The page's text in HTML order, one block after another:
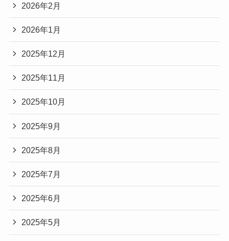
2026年2月
2026年1月
2025年12月
2025年11月
2025年10月
2025年9月
2025年8月
2025年7月
2025年6月
2025年5月